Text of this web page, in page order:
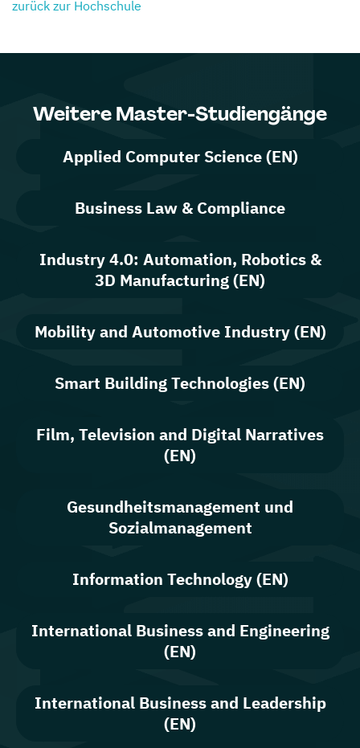
zurück zur Hochschule
Weitere Master-Studiengänge
Applied Computer Science (EN)
Business Law & Compliance
Industry 4.0: Automation, Robotics &
3D Manufacturing (EN)
Mobility and Automotive Industry (EN)
Smart Building Technologies (EN)
Film, Television and Digital Narratives
(EN)
Gesundheitsmanagement und
Sozialmanagement
Information Technology (EN)
International Business and Engineering
(EN)
International Business and Leadership
(EN)